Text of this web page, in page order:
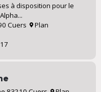
à disposition pour le
Cuers
Plan